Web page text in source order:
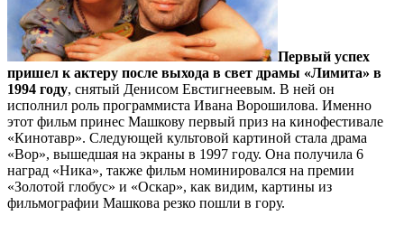
Первый успех
пришел к актеру после выхода в свет драмы «Лимита» в
1994 году, снятый Денисом Евстигнеевым. В ней он
исполнил роль программиста Ивана Ворошилова. Именно
этот фильм принес Машкову первый приз на кинофестивале
«Кинотавр». Следующей культовой картиной стала драма
«Вор», вышедшая на экраны в 1997 году. Она получила 6
наград «Ника», также фильм номинировался на премии
«Золотой глобус» и «Оскар», как видим, картины из
фильмографии Машкова резко пошли в гору.